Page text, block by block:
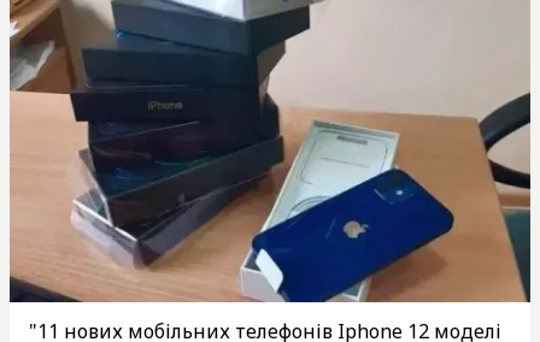
"11 нових мобільних телефонів Iphone 12 моделі